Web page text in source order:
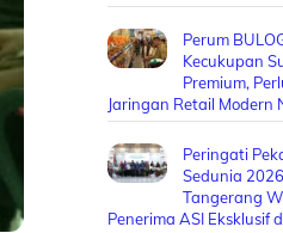
Perum
Kecukupan
Premium,
Jaringan Retail Modern
Peringati
Sedunia
Tangerang
Penerima ASI Eksklusif